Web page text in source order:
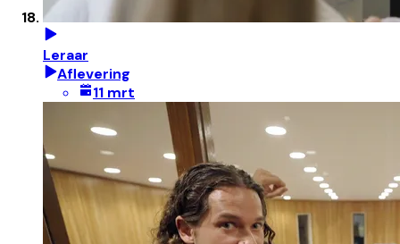
Leraar
Aflevering
11 mrt